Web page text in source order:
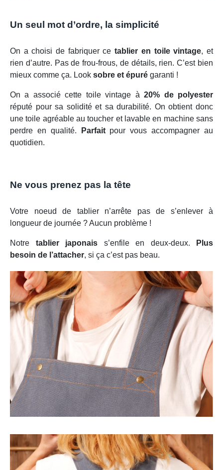
Un seul mot d’ordre, la simplicité
On a choisi de fabriquer cetablier en toile vintage, et
rien d’autre. Pas de frou-frous, de détails, rien. C’est bien
mieux comme ça. Look sobre et épuré garanti !
On a associé cette toile vintage à20% de polyester
réputé pour sa solidité et sa durabilité. On obtient donc
une toile agréable au toucher et lavable en machine sans
perdre en qualité.
Parfaitpour vous accompagner au
quotidien.
Ne vous prenez pas la tête
Votre noeud de tablier n’arrête pas de s’enlever à
longueur de journée ? Aucun problème !
Notre tablier japonais s’enfile en deux-deux.
Plus
besoin de l’attacher, si ça c’est pas beau.